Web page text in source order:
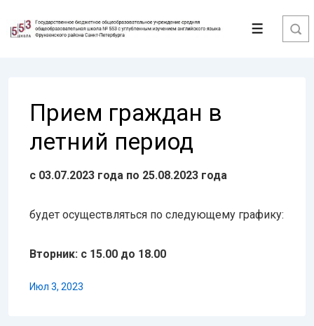
Перейти
Меню
Прием граждан в
летний период
с 03.07.2023 года по 25.08.2023 года
будет осуществляться по следующему графику:
Вторник: с 15.00 до 18.00
Июл 3, 2023